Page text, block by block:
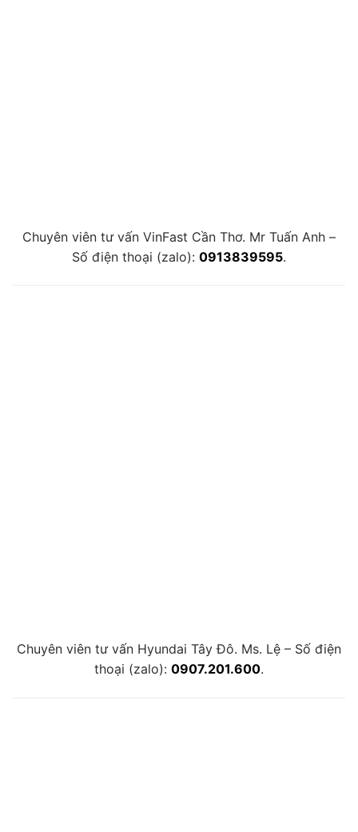
Chuyên viên tư vấn VinFast Cần Thơ. Mr Tuấn Anh –
Số điện thoại (zalo): 0913839595.
Chuyên viên tư vấn Hyundai Tây Đô. Ms. Lệ – Số điện
thoại (zalo): 0907.201.600.